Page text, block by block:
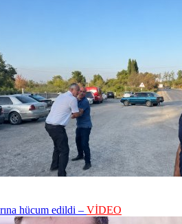
hücum edildi – VİDEO